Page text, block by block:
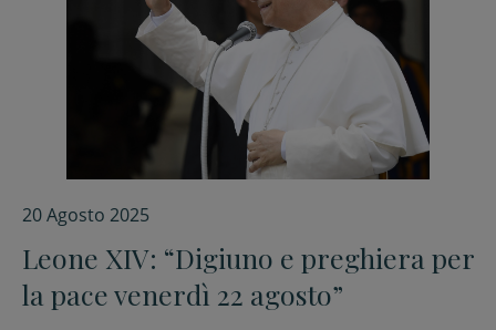
20 Agosto 2025
Leone XIV: “Digiuno e preghiera per
la pace venerdì 22 agosto”